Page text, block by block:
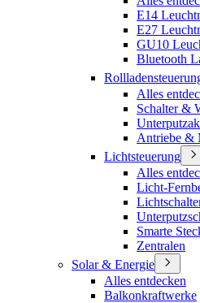
E14
E27
GU10
Bluetooth
Alles
Schalter &
Antriebe &
Lichtsteuerung
Alles
Licht-
Smarte
Zentralen
Solar & Energie
Alles entdecken
Balkonkraftwerke